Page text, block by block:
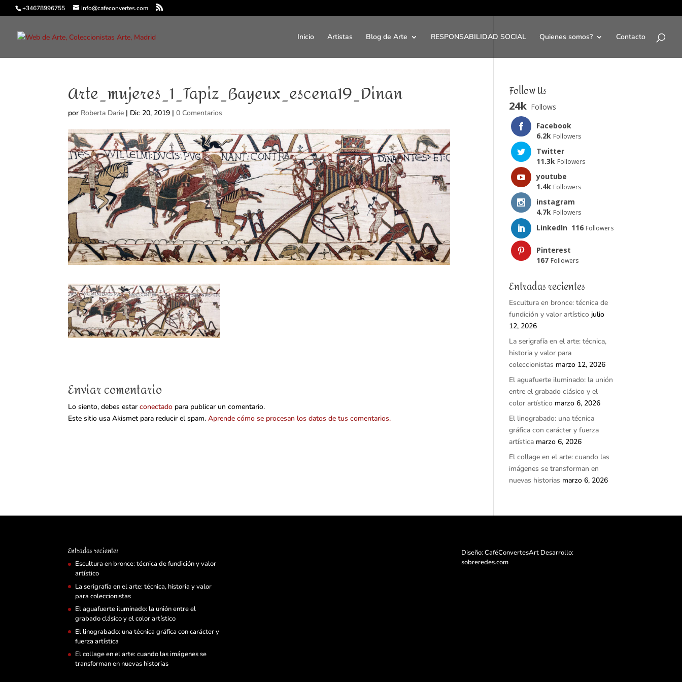
+34678996755 info@cafeconvertes.com
Inicio Artistas Blog de Arte RESPONSABILIDAD SOCIAL Quienes somos? Contacto
Arte_mujeres_1_Tapiz_Bayeux_escena19_Dinan
por Roberta Darie | Dic 20, 2019 |0 Comentarios
Enviar comentario
Lo siento, debes estarconectado para publicar un comentario.
Este sitio usa Akismet para reducir el spam.Aprende cómo se procesan los datos de tus comentarios.
Follow Us
24k Follows
Facebook
6.2k Followers
Twitter
11.3k Followers
youtube
1.4k Followers
instagram
4.7k Followers
LinkedIn 116 Followers
Pinterest
167 Followers
Entradas recientes
Escultura en bronce: técnica de
fundición y valor artístico julio
12, 2026
La serigrafía en el arte: técnica,
historia y valor para
coleccionistas marzo 12, 2026
El aguafuerte iluminado: la unión
entre el grabado clásico y el
color artístico marzo 6, 2026
El linograbado: una técnica
gráfica con carácter y fuerza
artística marzo 6, 2026
El collage en el arte: cuando las
imágenes se transforman en
nuevas historias marzo 6, 2026
Entradas recientes
Escultura en bronce: técnica de fundición y valor
artístico
La serigrafía en el arte: técnica, historia y valor
para coleccionistas
El aguafuerte iluminado: la unión entre el
grabado clásico y el color artístico
El linograbado: una técnica gráfica con carácter y
fuerza artística
El collage en el arte: cuando las imágenes se
transforman en nuevas historias
Diseño: CaféConvertesArt Desarrollo:
sobreredes.com